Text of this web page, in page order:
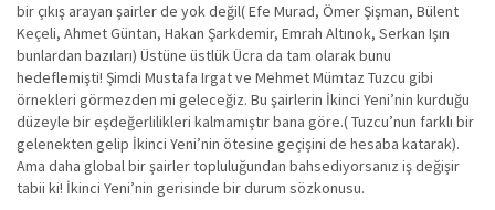
bir çıkış arayan şairler de yok değil( Efe Murad, Ömer Şişman, Bülent
Keçeli, Ahmet Güntan, Hakan Şarkdemir, Emrah Altınok, Serkan Işın
bunlardan bazıları) Üstüne üstlük Ücra da tam olarak bunu
hedeflemişti! Şimdi Mustafa Irgat ve Mehmet Mümtaz Tuzcu gibi
örnekleri görmezden mi geleceğiz. Bu şairlerin İkinci Yeni’nin kurduğu
düzeyle bir eşdeğerlilikleri kalmamıştır bana göre.( Tuzcu’nun farklı bir
gelenekten gelip İkinci Yeni’nin ötesine geçişini de hesaba katarak).
Ama daha global bir şairler topluluğundan bahsediyorsanız iş değişir
tabii ki! İkinci Yeni’nin gerisinde bir durum sözkonusu.